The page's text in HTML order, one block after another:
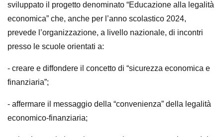
sviluppato il progetto denominato “Educazione alla legalità
economica” che, anche per l’anno scolastico 2024,
prevede l’organizzazione, a livello nazionale, di incontri
presso le scuole orientati a:
- creare e diffondere il concetto di “sicurezza economica e
finanziaria”;
- affermare il messaggio della “convenienza” della legalità
economico-finanziaria;